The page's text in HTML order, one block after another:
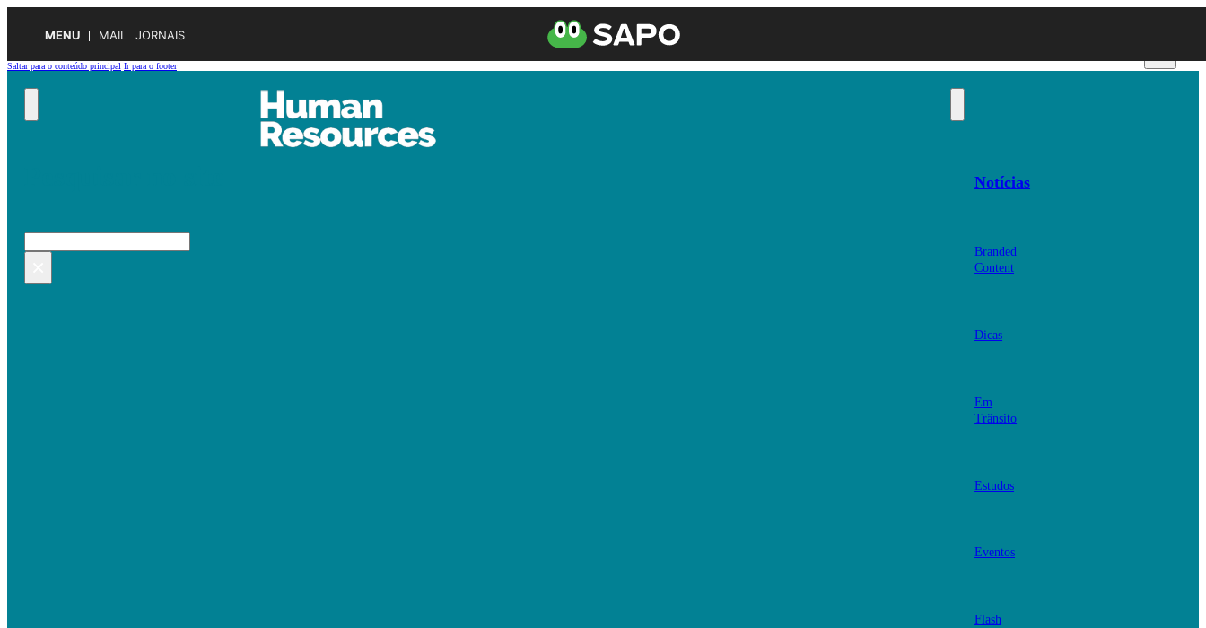
MENU MAIL JORNAIS
Saltar para o conteúdo principal Ir para o footer
Pesquisar
Notícias
Branded
Content
Dicas
Em
Trânsito
Estudos
Eventos
Flash